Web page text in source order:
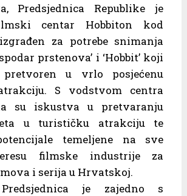
Predsjednica Republike je
centar Hobbiton kod
za potrebe snimanja
prstenova’ i ‘Hobbit’ koji
u vrlo posjećenu
S vodstvom centra
su iskustva u pretvaranju
u turističku atrakciju te
temeljene na sve
filmske industrije za
i serija u Hrvatskoj.
je zajedno s